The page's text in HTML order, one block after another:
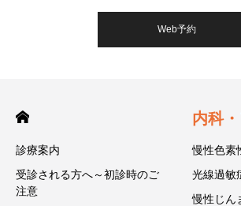
Web予約
診療案内
受診される方へ～初診時のご
注意
内科
慢性色素
光線過敏
慢性じん